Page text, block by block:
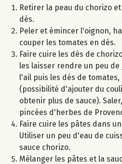
Retirer la peau du chorizo
dés.
Peler et émincer l'oignon,
couper les tomates en dés.
Faire cuire les dés de
les laisser rendre un peu
l'ail puis les dés de
(possibilité d'ajouter du
obtenir plus de sauce).
pincées d'herbes de
Faire cuire les pâtes dans
Utiliser un peu d'eau de
sauce chorizo.
Mélanger les pâtes et la